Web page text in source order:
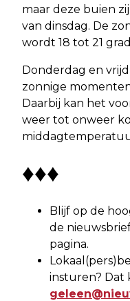
maar deze buien
van dinsdag. De
wordt 18 tot 21
Donderdag en
zonnige
Daarbij kan het
weer tot onweer
♦♦♦
Blijf op de
de
pagina.
insturen? Dat